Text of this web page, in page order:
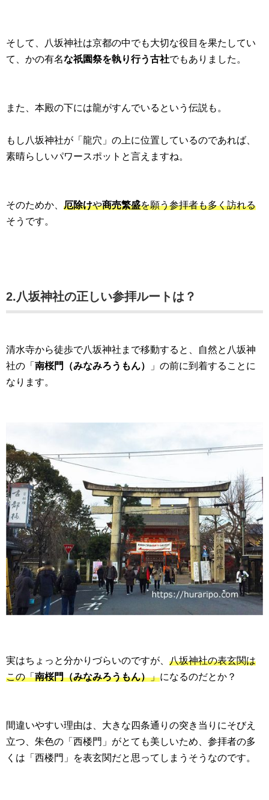
そして、八坂神社は京都の中でも大切な役目を果たしてい
て、かの有名な祇園祭を執り行う古社でもありました。
また、本殿の下には龍がすんでいるという伝説も。
もし八坂神社が「龍穴」の上に位置しているのであれば、
素晴らしいパワースポットと言えますね。
そのためか、 厄除けや商売繁盛を願う参拝者も多く訪れる
そうです。
2.八坂神社の正しい参拝ルートは？
清水寺から徒歩で八坂神社まで移動すると、自然と八坂神
社の「 南桜門（みなみろうもん）
」の前に到着することに
なります。
実はちょっと分かりづらいのですが、 八坂神社の表玄関は
この「南桜門（みなみろうもん）」になるのだとか？
間違いやすい理由は、大きな四条通りの突き当りにそびえ
立つ、朱色の「西楼門」がとても美しいため、参拝者の多
くは「西楼門」を表玄関だと思ってしまうそうなのです。